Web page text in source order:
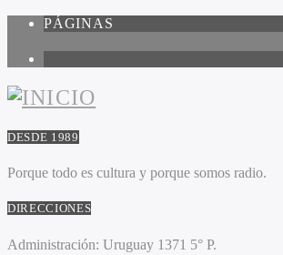
PÁGINAS
DESDE 1989
Porque todo es cultura y porque somos radio.
DIRECCIONES
Administración: Uruguay 1371 5° P.